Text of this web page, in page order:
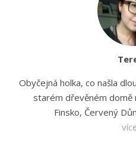
Obyčejná holka, co našla
starém dřevěném domě
Finsko, Červený